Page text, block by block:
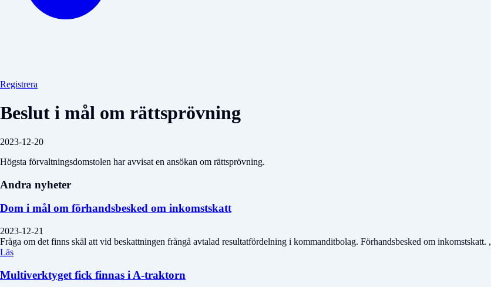
Registrera
Beslut i mål om rättsprövning
2023-12-20
Högsta förvaltningsdomstolen har avvisat en ansökan om rättsprövning.
Andra nyheter
Dom i mål om förhandsbesked om inkomstskatt
2023-12-21
Fråga om det finns skäl att vid beskattningen frångå avtalad resultatfördelning i kommanditbolag. Förhandsbesked om inkomstskatt. ,
Läs
Multiverktyget fick finnas i A-traktorn